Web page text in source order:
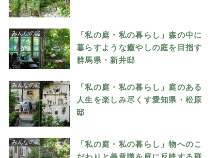
みんなの庭
「私の庭・私の暮らし」森の中に
暮らすような癒やしの庭を目指す
群馬県・新井邸
みんなの庭
「私の庭・私の暮らし」庭のある
人生を楽しみ尽くす愛知県・松原
邸
みんなの庭
「私の庭・私の暮らし」物へのこ